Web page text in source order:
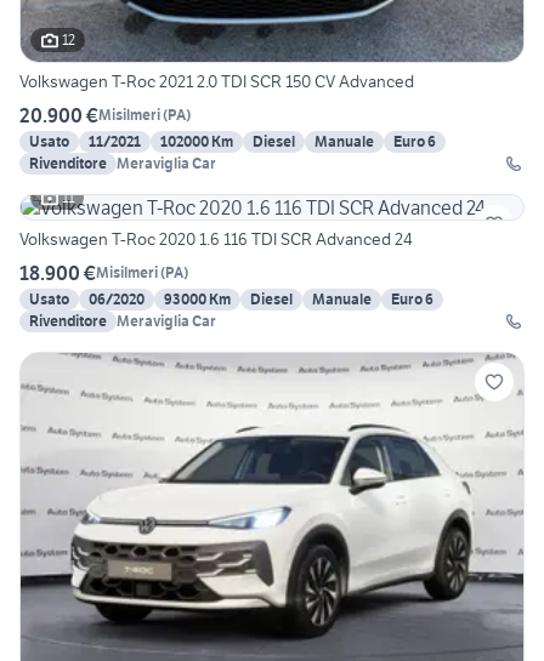
12
Volkswagen T-Roc 2021 2.0 TDI SCR 150 CV Advanced
20.900 €Misilmeri(PA)
Usato
11/2021 102000 Km Diesel Manuale
Euro 6
Rivenditore Meraviglia Car
11
Volkswagen T-Roc 2020 1.6 116 TDI SCR Advanced 24
18.900 €Misilmeri(PA)
Usato
06/2020 93000 Km Diesel Manuale
Euro 6
Rivenditore Meraviglia Car